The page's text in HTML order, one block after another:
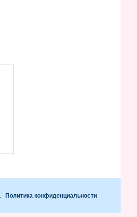
|Политика конфиденциальности